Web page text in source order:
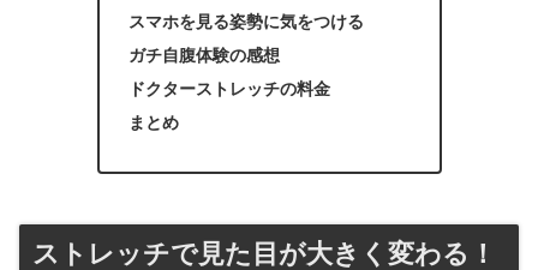
スマホを見る姿勢に気をつける
ガチ自腹体験の感想
ドクターストレッチの料金
まとめ
ストレッチで見た目が大きく変わる！